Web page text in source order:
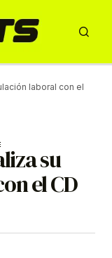
laboral con el
su
el CD